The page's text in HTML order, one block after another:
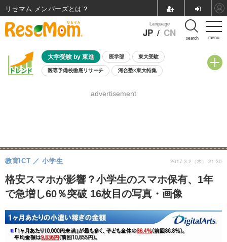
menu
Language
JP / CN search
大学受験 by 東進 医学部 東大受験
医専予備校徹底リサーチ 河合塾×東大特集
8月開催学校説明会・相談会
advertisement
格安スマホが影響？小学生のスマホ保有、1年
で急増し60％突破 16枚目の写真・画像
教育ICT 小学生 2017.3.2（木） 21:30
リセマム メンバーズ